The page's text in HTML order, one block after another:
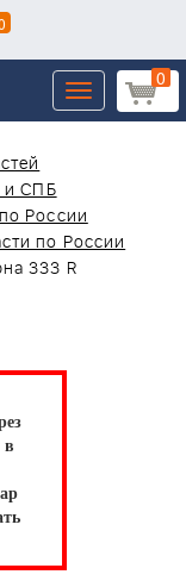
0
Toggle
navigation
и СПБ
России
по России
333 R
в